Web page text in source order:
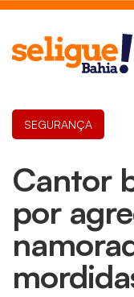
Cantor
por
SEGURANÇA